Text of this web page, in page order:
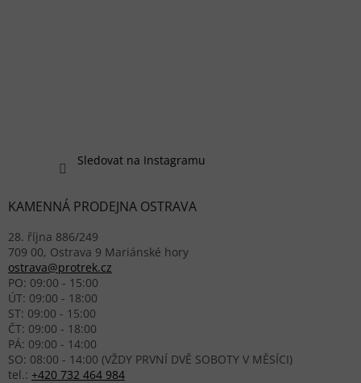
Sledovat na Instagramu
KAMENNÁ PRODEJNA OSTRAVA
28. října 886/249
709 00, Ostrava 9 Mariánské hory
ostrava@protrek.cz
PO: 09:00 - 15:00
ÚT: 09:00 - 18:00
ST: 09:00 - 15:00
ČT: 09:00 - 18:00
PÁ: 09:00 - 14:00
SO: 08:00 - 14:00 (VŽDY PRVNÍ DVĚ SOBOTY V MĚSÍCI)
tel.: +420 732 464 984